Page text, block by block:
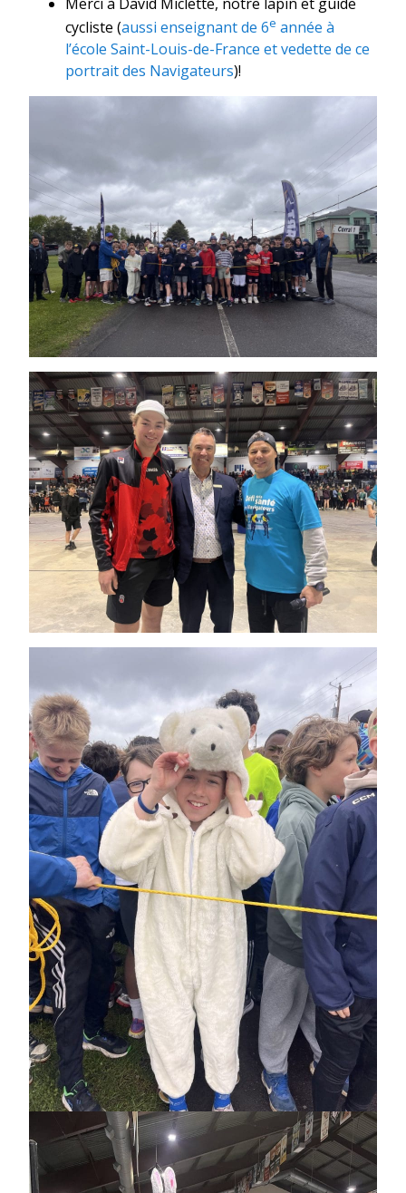
cycliste (aussi enseignant de 6e année à
l’école Saint-Louis-de-France et vedette de ce
portrait des Navigateurs)!